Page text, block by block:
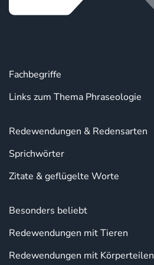
Fachbegriffe
Links zum Thema Phraseologie
Redewendungen & Redensarten
Sprichwörter
Zitate & geflügelte Worte
Besonders beliebt
Redewendungen mit Tieren
Redewendungen mit Körperteilen